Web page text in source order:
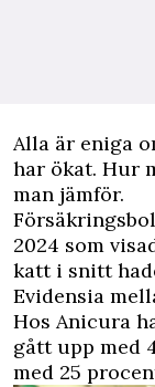
Alla är eniga
har ökat. Hur
man jämför.
2024 som
katt i snitt
Evidensia
Hos Anicura
gått upp med
med 25